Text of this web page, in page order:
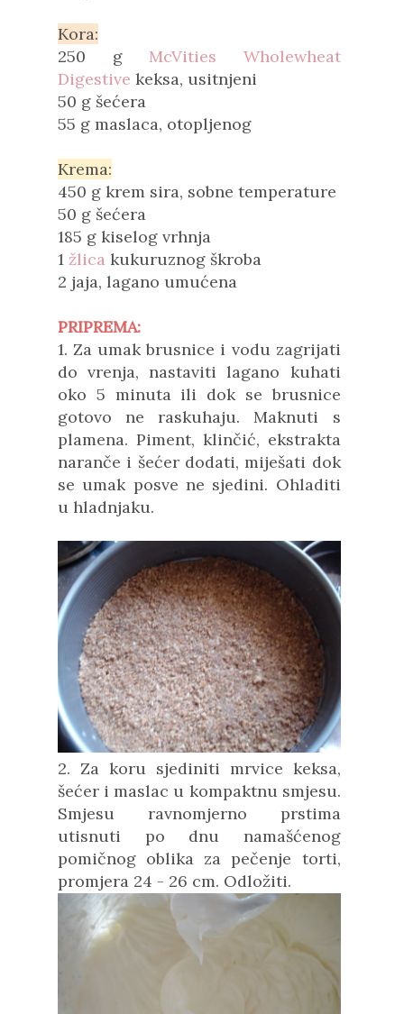
Kora:
250 g McVities Wholewheat
Digestive keksa, usitnjeni
50 g šećera
55 g maslaca, otopljenog
Krema:
450 g krem sira, sobne temperature
50 g šećera
185 g kiselog vrhnja
1 žlica kukuruznog škroba
2 jaja, lagano umućena
PRIPREMA:
1. Za umak brusnice i vodu zagrijati
do vrenja, nastaviti lagano kuhati
oko 5 minuta ili dok se brusnice
gotovo ne raskuhaju. Maknuti s
plamena. Piment, klinčić, ekstrakta
naranče i šećer dodati, miješati dok
se umak posve ne sjedini. Ohladiti
u hladnjaku.
2. Za koru sjediniti mrvice keksa,
šećer i maslac u kompaktnu smjesu.
Smjesu ravnomjerno prstima
utisnuti po dnu namašćenog
pomičnog oblika za pečenje torti,
promjera 24 - 26 cm. Odložiti.